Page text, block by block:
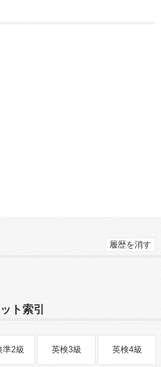
履歴を消す
ト索引
準2級 英検3級 英検4級